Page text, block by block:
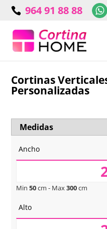
964 91 88 88
Cortinas
Personalizadas
Medidas
Ancho
Min50cm - Max300cm
Alto